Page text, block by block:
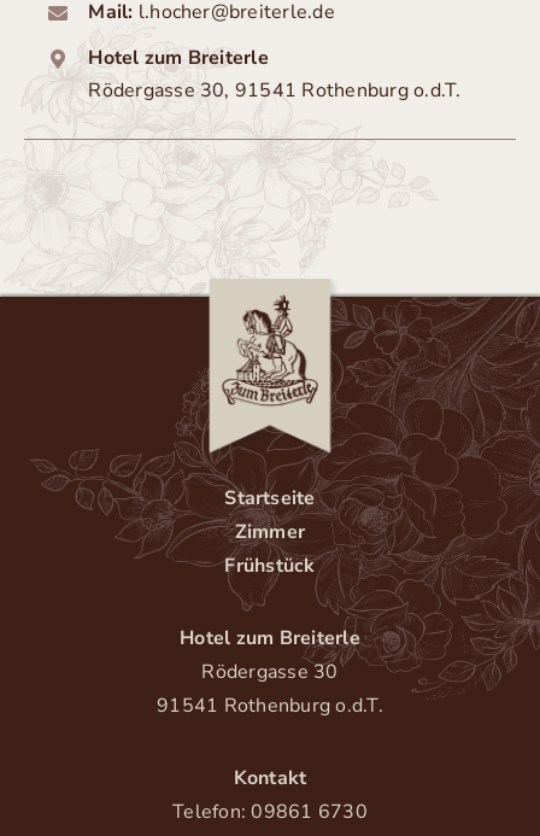
Mail: l.hocher@breiterle.de
Hotel zum Breiterle
Rödergasse 30, 91541 Rothenburg o.d.T.
Startseite
Zimmer
Frühstück
Hotel zum Breiterle
Rödergasse 30
91541 Rothenburg o.d.T.
Kontakt
Telefon: 09861 6730